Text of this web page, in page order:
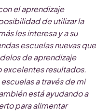
el aprendizaje
de utilizar la
les interesa y a su
escuelas nuevas que
de aprendizaje
excelentes resultados.
a través de mi
está ayudando a
para alimentar